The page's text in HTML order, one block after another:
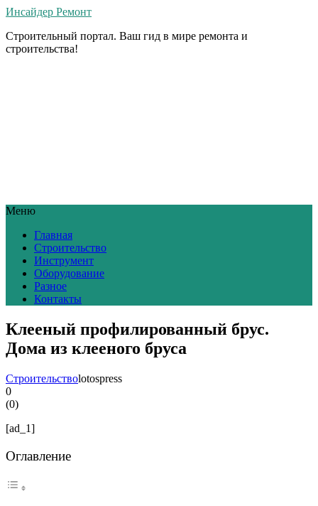
Инсайдер Ремонт
Строительный портал. Ваш гид в мире ремонта и
строительства!
Меню
Главная
Строительство
Инструмент
Оборудование
Разное
Контакты
Клееный профилированный брус.
Дома из клееного бруса
Строительствоlotospress
0
(0)
[ad_1]
Оглавление